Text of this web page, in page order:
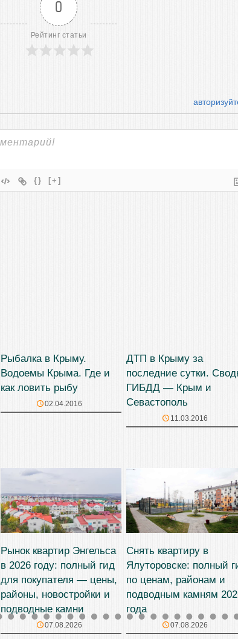
0
Рейтинг статьи
{} [+]
Рыбалка в Крыму.
Водоемы Крыма. Где и
как ловить рыбу
02.04.2016
ДТП в Крыму за
последние сутки.
ГИБДД — Крым и
Севастополь
11.03.2016
Рынок квартир Энгельса
в 2026 году: полный гид
для покупателя — цены,
районы, новостройки и
подводные камни
07.08.2026
Снять квартиру в
Ялуторовске: полный
по ценам, районам и
подводным камням
года
07.08.2026